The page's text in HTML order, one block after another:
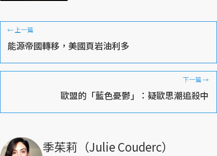
←上一篇
能源帝國轉移，美國頁岩油利多
下一篇→
歐盟的「藍色憂鬱」：疑歐思潮追殺中
季茱莉（Julie Couderc）